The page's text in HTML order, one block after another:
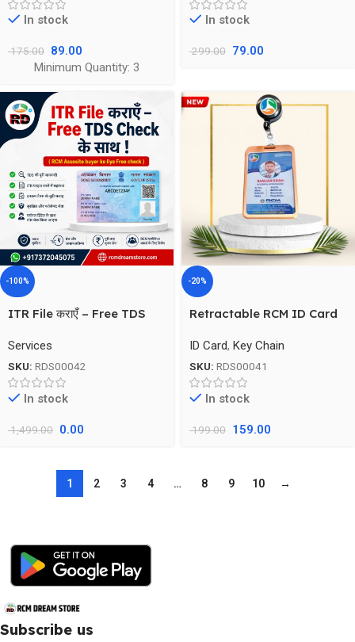
In stock
175.00 89.00
Minimum Quantity: 3
In stock
299.00 79.00
-100%
ITR File कराएँ – Free TDS
Services
SKU: RDS00042
In stock
1,499.00 0.00
-20%
Retractable RCM ID Card
ID Card, Key Chain
SKU: RDS00041
In stock
199.00 159.00
1 2 3 4 … 8 9 10 →
Subscribe us